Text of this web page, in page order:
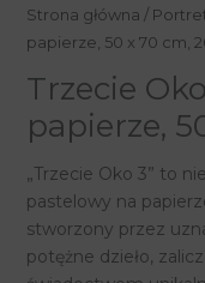
Strona główna /
papierze, 50 x 70 cm,
Trzecie
papierze,
„Trzecie Oko 3” to
pastelowy na
stworzony przez
potężne dzieło,
ilość
Trzecie
3,
kolaż,
na
papierze,
50
x